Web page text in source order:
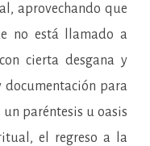
como
económica.
aprovechando que
no está llamado a
cierta desgana y
documentación para
paréntesis u oasis
el regreso a la